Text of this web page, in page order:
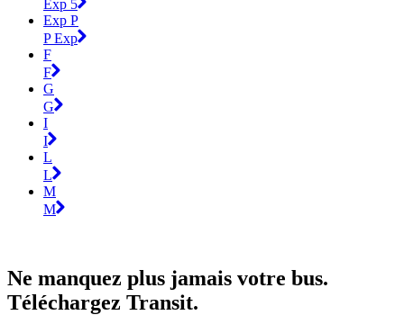
Exp 5
Exp P
P Exp
F
F
G
G
I
I
L
L
M
M
Ne manquez plus jamais votre bus.
Téléchargez Transit.